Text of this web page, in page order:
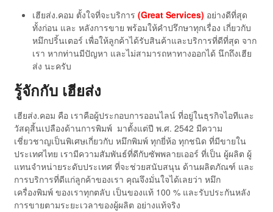
เฮียส่ง.คอม ตั้งใจที่จะบริการ (Great Services) อย่างดีที่สุด
ทั้งก่อน และ หลังการขาย พร้อมให้คำปรึกษาทุกเรื่อง เกี่ยวกับ
หมึกปริ้นเตอร์ เพื่อให้ลูกค้าได้รับสินค้าและบริการที่ดีที่สุด จาก
เรา หากท่านมีปัญหา และไม่สามารถหาทางออกได้ นึกถึงเฮีย
ส่ง นะครับ
รู้จักกับ เฮียส่ง
เฮียส่ง.คอม คือ เราคือผู้ประกอบการออนไลน์ ที่อยู่ในธุรกิจไอทีและ
วัสดุสิ้นเปลืองด้านการพิมพ์ มาตั้งแต่ปี พ.ศ. 2542 มีความ
เชี่ยวชาญเป็นพิเศษเกี่ยวกับ หมึกพิมพ์ ทุกยี่ห้อ ทุกชนิด ที่มีขายใน
ประเทศไทย เรามีความสัมพันธ์ที่ดีกับซัพพลายเออร์ ที่เป็น ผู้ผลิต ผู้
แทนจำหน่ายระดับประเทศ ที่จะช่วยสนับสนุน ด้านผลิตภัณฑ์ และ
การบริการที่ดีแก่ลูกค้าของเรา คุณจึงมั่นใจได้เลยว่า หมึก
เครื่องพิมพ์ ของเราทุกตลับ เป็นของแท้ 100 % และรับประกันหลัง
การขายตามระยะเวลาของผู้ผลิต อย่างแท้จริง